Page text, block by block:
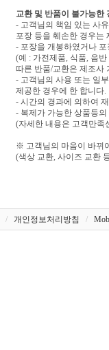
교환 및 반품이 불가능한
- 고객님의 책임 있는 사
포장 등을 훼손한 경우는
- 포장을 개봉하였거나
(예 : 가전제품, 식품, 음
따른 반품/교환은 제조사
- 고객님의 사용 또는 일
제공한 경우에 한 합니다.
- 시간의 경과에 의하여
- 복제가 가능한 상품등
(자세한 내용은 고객만족
※ 고객님의 마음이 바뀌
(색상 교환, 사이즈 교환
/ 개인정보처리방침 /